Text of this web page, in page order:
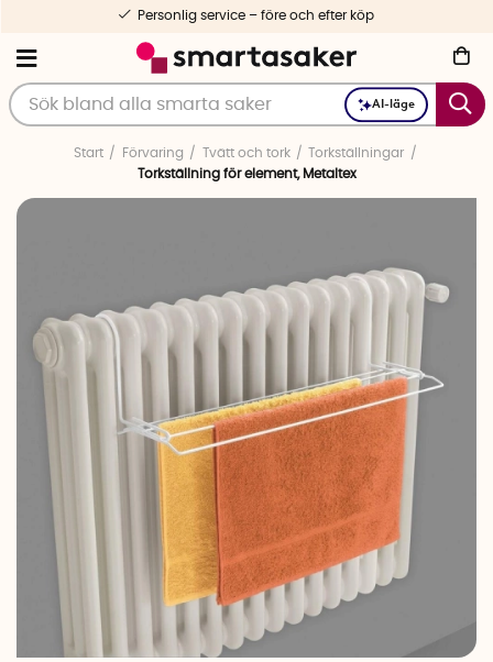
AI-läge
Personlig service – före och efter köp
Start Förvaring Tvätt och tork
Torkställningar
Torkställning för element, Metaltex